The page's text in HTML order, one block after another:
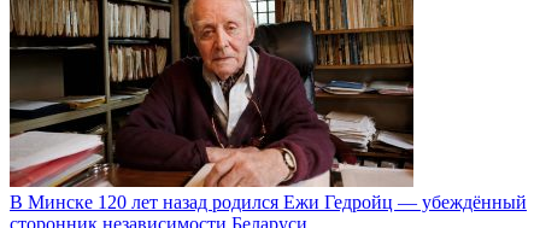
В Минске 120 лет назад родился Ежи Гедройц — убеждённый
сторонник независимости Беларуси